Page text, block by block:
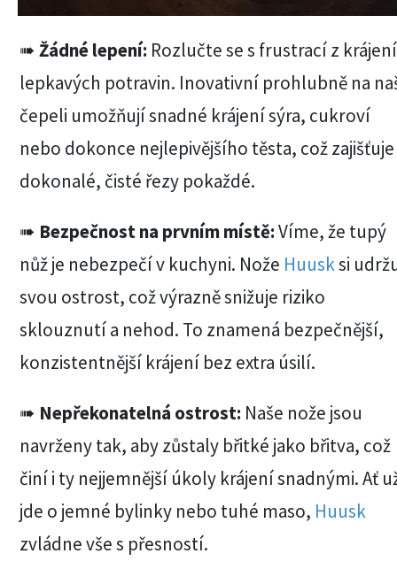
➠Žádné lepení: Rozlučte se s frustrací z krájení
lepkavých potravin. Inovativní prohlubně na
čepeli umožňují snadné krájení sýra, cukroví
nebo dokonce nejlepivějšího těsta, což zajišťuje
dokonalé, čisté řezy pokaždé.
➠ Bezpečnost na prvním místě:Víme, že tupý
nůž je nebezpečí v kuchyni. Nože Huusksi
svou ostrost, což výrazně snižuje riziko
sklouznutí a nehod. To znamená bezpečnější,
konzistentnější krájení bez extra úsilí.
➠ Nepřekonatelná ostrost: Naše nože jsou
navrženy tak, aby zůstaly břitké jako břitva, což
činí i ty nejjemnější úkoly krájení snadnými. Ať
jde o jemné bylinky nebo tuhé maso, Huusk
zvládne vše s přesností.